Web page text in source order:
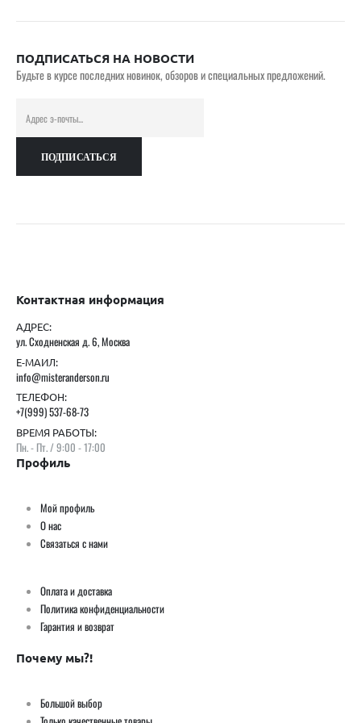
ПОДПИСАТЬСЯ НА НОВОСТИ
Будьте в курсе последних новинок, обзоров и специальных предложений.
Контактная информация
АДРЕС:
ул. Сходненская д. 6, Москва
Е-МАИЛ:
info@misteranderson.ru
ТЕЛЕФОН:
+7(999) 537-68-73
ВРЕМЯ РАБОТЫ:
Пн. - Пт. / 9:00 - 17:00
Профиль
Мой профиль
О нас
Связаться с нами
Оплата и доставка
Политика конфиденциальности
Гарантия и возврат
Почему мы?!
Большой выбор